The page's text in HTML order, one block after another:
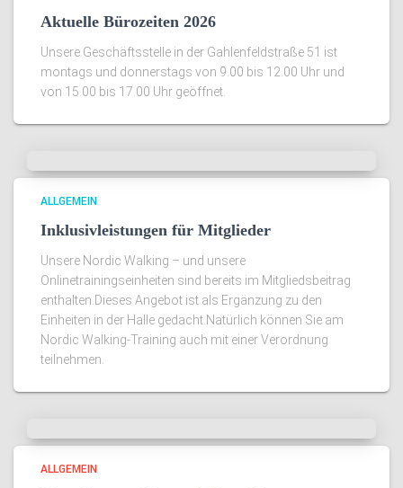
Aktuelle Bürozeiten 2026
Unsere Geschäftsstelle in der Gahlenfeldstraße 51 ist
montags und donnerstags von 9.00 bis 12.00 Uhr und
von 15.00 bis 17.00 Uhr geöffnet.
ALLGEMEIN
Inklusivleistungen für Mitglieder
Unsere Nordic Walking – und unsere
Onlinetrainingseinheiten sind bereits im Mitgliedsbeitrag
enthalten.Dieses Angebot ist als Ergänzung zu den
Einheiten in der Halle gedacht.Natürlich können Sie am
Nordic Walking-Training auch mit einer Verordnung
teilnehmen.
ALLGEMEIN